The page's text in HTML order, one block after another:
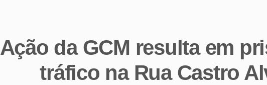
Ação da GCM resulta em
tráfico na Rua Castro